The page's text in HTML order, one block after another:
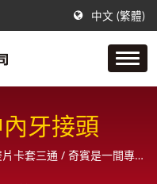
中文 (繁體)
牙接頭
卡套三通 / 奇賓是一間專